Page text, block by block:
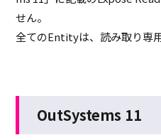
せん。
全てのEntityは、読み取り専
OutSystems 11